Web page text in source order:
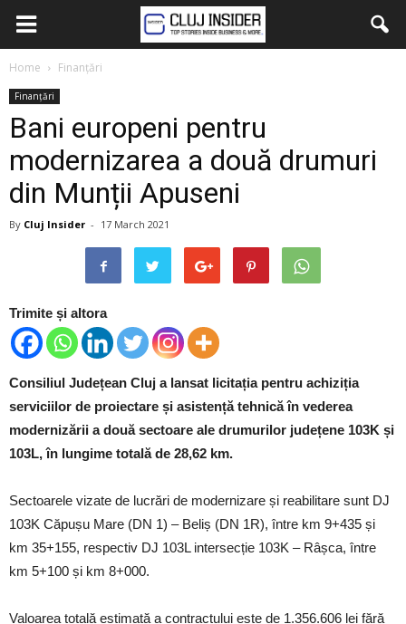
Home Finanțări
Finanțări
Bani europeni pentru
modernizarea a două drumuri
din Munții Apuseni
By Cluj Insider - 17 March 2021
Trimite și altora
Consiliul Județean Cluj a lansat licitația pentru achiziția
serviciilor de proiectare și asistență tehnică în vederea
modernizării a două sectoare ale drumurilor județene 103K și
103L, în lungime totală de 28,62 km.
Sectoarele vizate de lucrări de modernizare și reabilitare sunt DJ
103K Căpușu Mare (DN 1) – Beliș (DN 1R), între km 9+435 și
km 35+155, respectiv DJ 103L intersecție 103K – Râșca, între
km 5+100 și km 8+000.
Valoarea totală estimată a contractului este de 1.356.606 lei fără